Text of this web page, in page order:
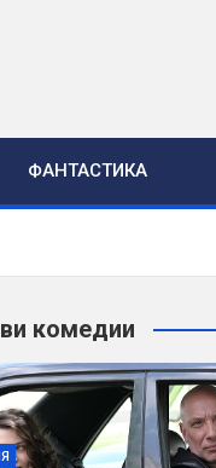
ФАНТАСТИКА
комедии